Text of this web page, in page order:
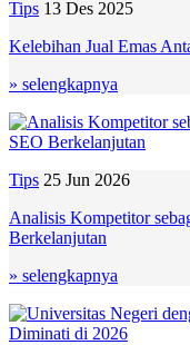
Tips 13 Des 2025
Kelebihan Jual Emas
» selengkapnya
Tips 25 Jun 2026
Analisis Kompetitor
Berkelanjutan
» selengkapnya